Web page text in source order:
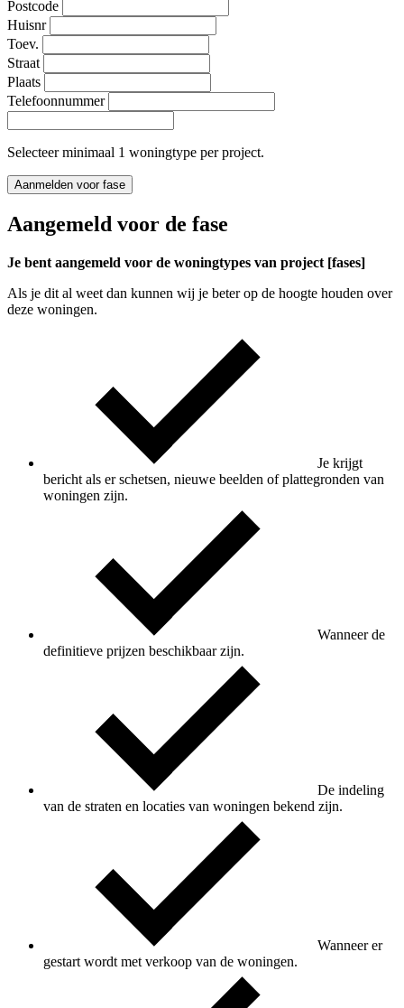
Postcode
Huisnr
Toev.
Straat
Plaats
Telefoonnummer
Selecteer minimaal 1 woningtype per project.
Aanmelden voor fase
Aangemeld voor de fase
Je bent aangemeld voor de woningtypes van project [fases]
Als je dit al weet dan kunnen wij je beter op de hoogte houden over
deze woningen.
Je krijgt
bericht als er schetsen, nieuwe beelden of plattegronden van
woningen zijn.
Wanneer de
definitieve prijzen beschikbaar zijn.
De indeling
van de straten en locaties van woningen bekend zijn.
Wanneer er
gestart wordt met verkoop van de woningen.